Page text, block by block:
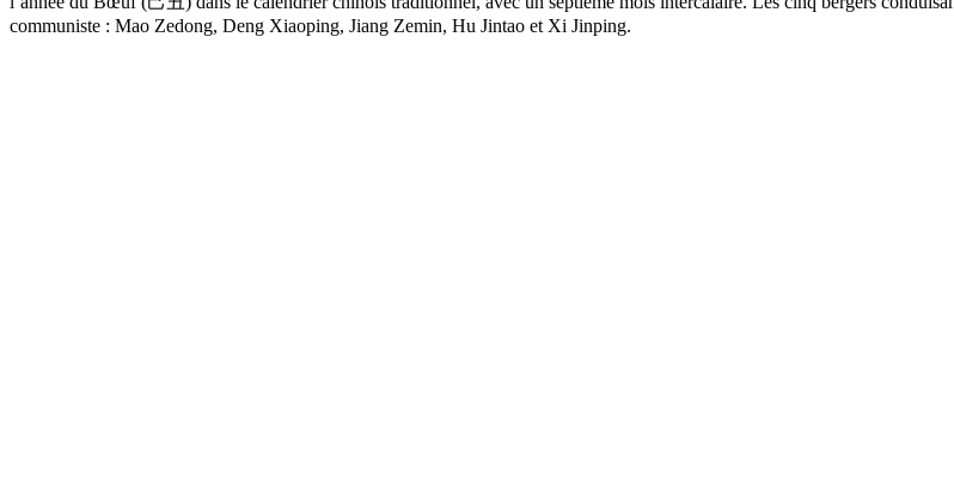
communiste : Mao Zedong, Deng Xiaoping, Jiang Zemin, Hu Jintao et Xi Jinping.